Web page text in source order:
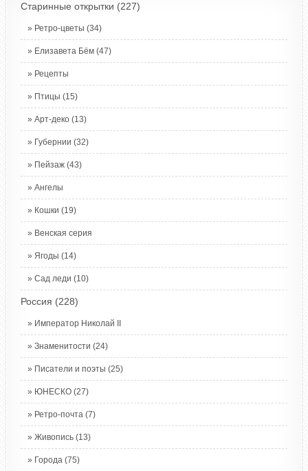
Старинные открытки (227)
Ретро-цветы (34)
Елизавета Бём (47)
Рецепты
Птицы (15)
Арт-деко (13)
Губернии (32)
Пейзаж (43)
Ангелы
Кошки (19)
Венская серия
Ягоды (14)
Сад леди (10)
Россия (228)
Император Николай II
Знаменитости (24)
Писатели и поэты (25)
ЮНЕСКО (27)
Ретро-почта (7)
Живопись (13)
Города (75)